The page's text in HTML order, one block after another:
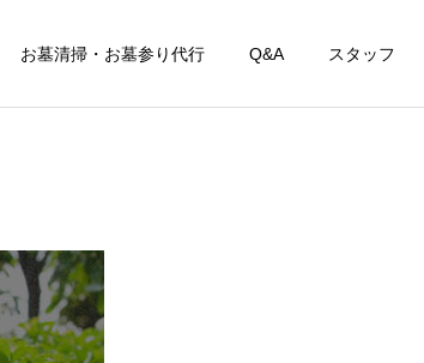
お墓清掃・お墓参り代行 Q&A スタッフ